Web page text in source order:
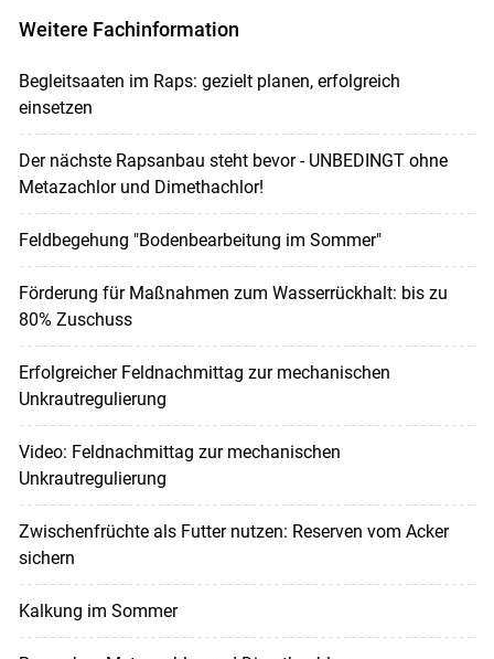
Weitere Fachinformation
Begleitsaaten im Raps: gezielt planen, erfolgreich
einsetzen
Der nächste Rapsanbau steht bevor - UNBEDINGT ohne
Metazachlor und Dimethachlor!
Feldbegehung "Bodenbearbeitung im Sommer"
Förderung für Maßnahmen zum Wasserrückhalt: bis zu
80% Zuschuss
Erfolgreicher Feldnachmittag zur mechanischen
Unkrautregulierung
Video: Feldnachmittag zur mechanischen
Unkrautregulierung
Zwischenfrüchte als Futter nutzen: Reserven vom Acker
sichern
Kalkung im Sommer